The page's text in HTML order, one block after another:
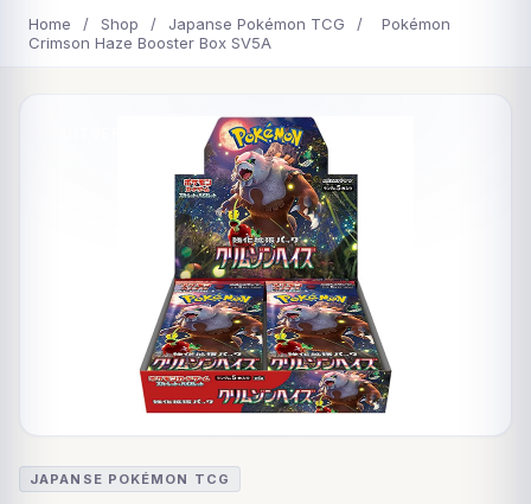
Home / Shop / Japanse Pokémon TCG /
Pokémon
Crimson Haze Booster Box SV5A
JAPANSE POKÉMON TCG